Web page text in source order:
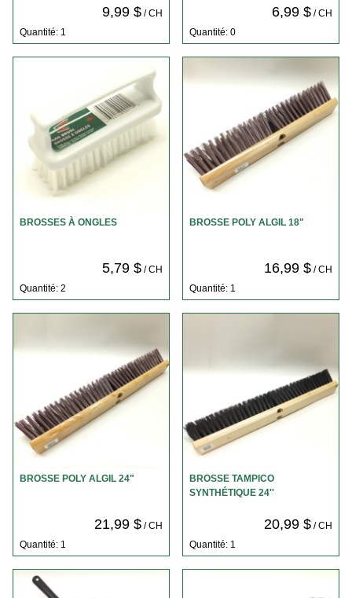
9,99 $/ CH
Quantité: 1
6,99 $/ CH
Quantité: 0
BROSSES À ONGLES
5,79 $/ CH
Quantité: 2
BROSSE POLY ALGIL 18"
16,99 $/ CH
Quantité: 1
BROSSE POLY ALGIL 24"
21,99 $/ CH
Quantité: 1
BROSSE TAMPICO
SYNTHÉTIQUE 24''
20,99 $/ CH
Quantité: 1